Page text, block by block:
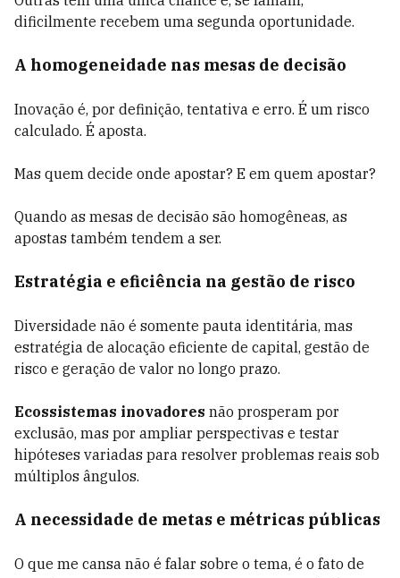
dificilmente recebem uma segunda oportunidade.
A homogeneidade nas mesas de decisão
Inovação é, por definição, tentativa e erro. É um risco
calculado. É aposta.
Mas quem decide onde apostar? E em quem apostar?
Quando as mesas de decisão são homogêneas, as
apostas também tendem a ser.
Estratégia e eficiência na gestão de risco
Diversidade não é somente pauta identitária, mas
estratégia de alocação eficiente de capital, gestão de
risco e geração de valor no longo prazo.
Ecossistemas inovadores não prosperam por
exclusão, mas por ampliar perspectivas e testar
hipóteses variadas para resolver problemas reais sob
múltiplos ângulos.
A necessidade de metas e métricas públicas
O que me cansa não é falar sobre o tema, é o fato de